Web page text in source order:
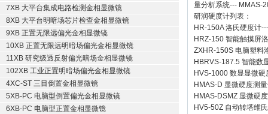
7XB 大平台集成电路检测金相显微镜
8XB 大平台明暗场芯片检查金相显微镜
9XB 正置无限远偏光金相显微镜
10XB 正置无限远明暗场偏光金相显微镜
11XB 研究级透反射偏光暗场金相显微镜
102XB 工业正置明暗场偏光金相显微镜
4XC-ST 三目倒置金相显微镜
5XB-PC 电脑型倒置偏光金相显微镜
6XB-PC 电脑型正置金相显微镜
量分析系统--- MMAS-
研润硬度计列表：
HR-150A 洛氏硬度计
HRZ-150 智能触摸屏
ZXHR-150S 电脑塑料
HBRVS-187.5 智能数
HVS-1000 数显显微硬
HMAS-D 显微硬度测
HMAS-DSMZ 显微硬
HV5-50Z 自动转塔维